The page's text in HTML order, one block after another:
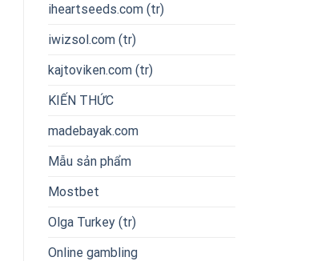
iheartseeds.com (tr)
iwizsol.com (tr)
kajtoviken.com (tr)
KIẾN THỨC
madebayak.com
Mẫu sản phẩm
Mostbet
Olga Turkey (tr)
Online gambling